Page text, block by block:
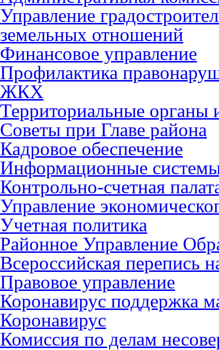
Управление
земельных отношений
Финансовое управление
Профилактика
ЖКХ
Территориальные органы
Советы при Главе района
Кадровое обеспечение
Информационные
Контрольно-счетная
Управление
Учетная политика
Районное Управление
Всероссийская перепись
Правовое управление
Коронавирус поддержка
Коронавирус
Комиссия по делам